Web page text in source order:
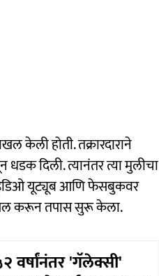
केली होती. तक्रारदाराने
धडक दिली. त्यानंतर त्या मुलीचा
यूट्यूब आणि फेसबुकवर
करून तपास सुरू केला.
वर्षांनंतर 'गॅलेक्सी'